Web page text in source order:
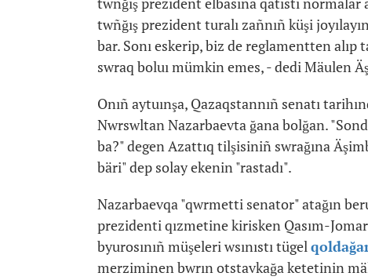
twñğış prezident turalı zañnıñ küşi
bar. Sonı eskerip, biz de reglamentten alıp
swraq boluı mümkin emes, - dedi Mäulen
Onıñ aytuınşa, Qazaqstannıñ senatı
Nwrswltan Nazarbaevta ğana bolğan.
ba?" degen Azattıq tilşisiniñ swrağına
bäri" dep solay ekenin "rastadı".
Nazarbaevqa "qwrmetti senator" atağın
prezidenti qızmetine kirisken Qasım-
byurosınıñ müşeleri wsınıstı tügel
merziminen bwrın otstavkağa ketetinin